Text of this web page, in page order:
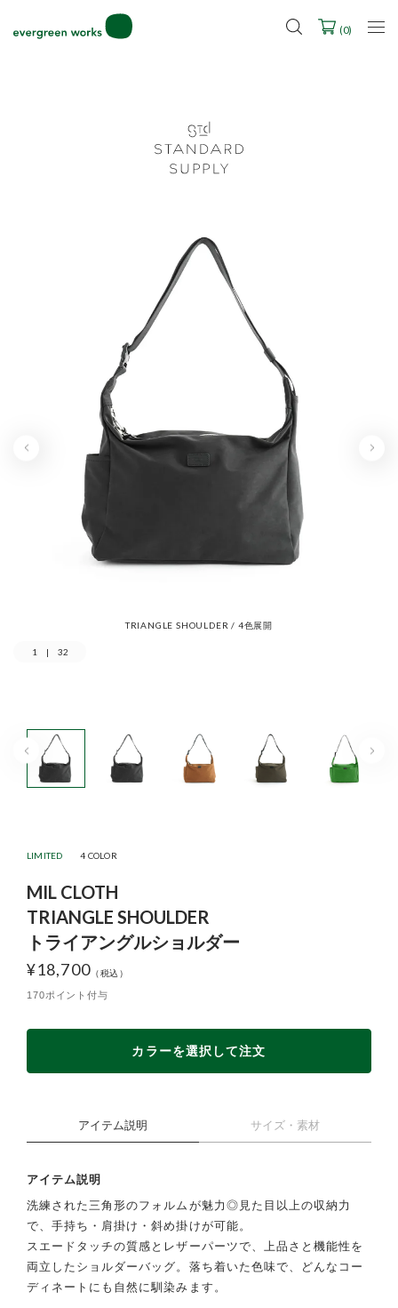
LINE ID連携ですぐに使える500ポイントをプレゼント！
(0)
TRIANGLE SHOULDER / 4色展開
1 | 32
LIMITED 4 COLOR
MIL CLOTH
TRIANGLE SHOULDER
トライアングルショルダー
¥18,700
170ポイント付与
カラーを選択して注文
アイテム説明 サイズ・素材
アイテム説明
洗練された三角形のフォルムが魅力◎見た目以上の収納力
で、手持ち・肩掛け・斜め掛けが可能。
スエードタッチの質感とレザーパーツで、上品さと機能性を
両立したショルダーバッグ。落ち着いた色味で、どんなコー
ディネートにも自然に馴染みます。